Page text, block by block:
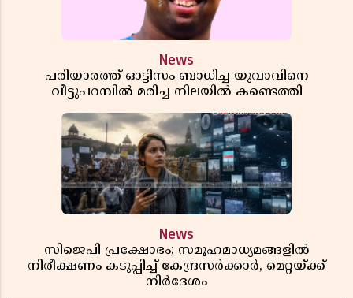
News
പരിയാരത്ത് ഓട്ടിസം ബാധിച്ച യുവാവിനെ
വീട്ടുപറമ്പിൽ മരിച്ച നിലയിൽ കണ്ടെത്തി
News
സിജെപി പ്രക്ഷോഭം; സമൂഹമാധ്യമങ്ങളിൽ
നിരീക്ഷണം കടുപ്പിച്ച് കേന്ദ്രസർക്കാർ, മെറ്റയ്ക്ക്
നിർദേശം